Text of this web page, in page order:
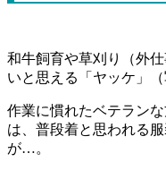
和牛飼育や草刈り（外
いと思える「ヤッケ」（
作業に慣れたベテラン
は、普段着と思われる
が…。